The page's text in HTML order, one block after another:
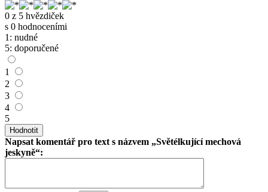
0 z 5 hvězdiček
s 0 hodnoceními
1: nudné
5: doporučené
1
2
3
4
5
Napsat komentář pro text s názvem
Světélkující mechová
jeskyně :